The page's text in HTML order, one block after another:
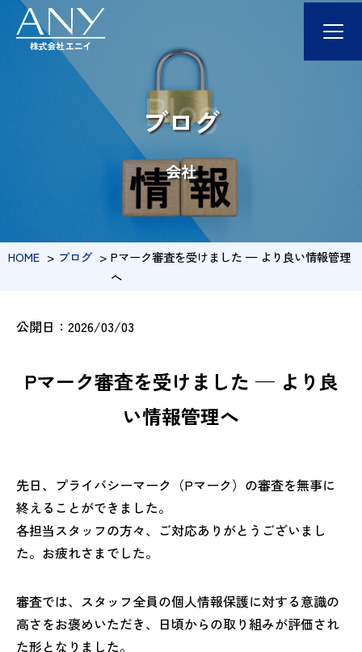
Blog
ブログ
会社
HOME ブログ
Pマーク審査を受けました — より良い情報管理
へ
公開日：2026/03/03
Pマーク審査を受けました — より良
い情報管理へ
先日、プライバシーマーク（Pマーク）の審査を無事に
終えることができました。
各担当スタッフの方々、ご対応ありがとうございまし
た。お疲れさまでした。
審査では、スタッフ全員の個人情報保護に対する意識の
高さをお褒めいただき、日頃からの取り組みが評価され
た形となりました。